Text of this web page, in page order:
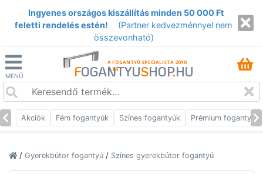
Ingyenes országos kiszállítás minden 50 000 Ft
feletti rendelés estén!
(Partner kedvezménnyel nem
összevonható)
MENÜ
A FOGANTYÚ SPECIALISTA 2010
ÓTA
FOGANTYUSHOP.HU
Akciók Fém fogantyúk Színes fogantyúk Prémium fogantyúk
/ Gyerekbútor fogantyú / Színes gyerekbútor fogantyú